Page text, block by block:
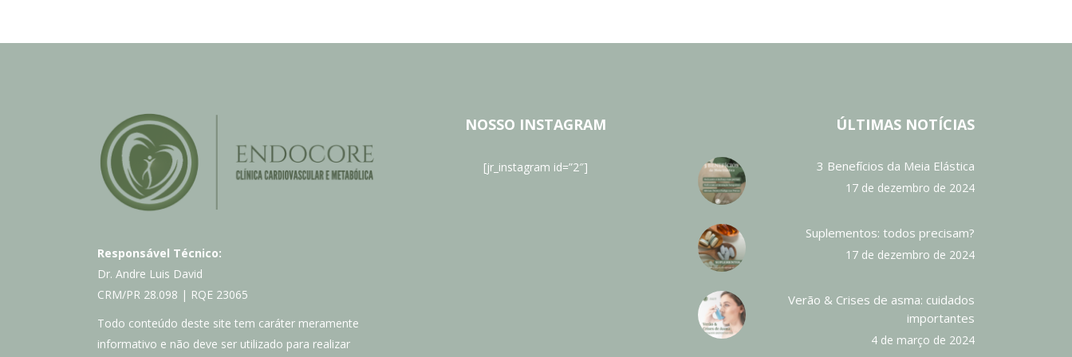
Responsável Técnico:
Dr. Andre Luis David
CRM/PR 28.098 | RQE 23065
Todo conteúdo deste site tem caráter meramente
informativo e não deve ser utilizado para realizar
NOSSO INSTAGRAM
[jr_instagram id=”2″]
ÚLTIMAS NOTÍCIAS
3 Benefícios da Meia Elástica
17 de dezembro de 2024
Suplementos: todos precisam?
17 de dezembro de 2024
Verão & Crises de asma: cuidados
importantes
4 de março de 2024